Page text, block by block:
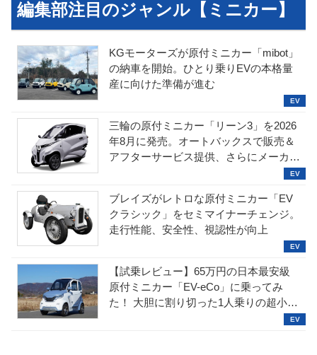
編集部注目のジャンル【ミニカー】
KGモーターズが原付ミニカー「mibot」
の納車を開始。ひとり乗りEVの本格量
産に向けた準備が進む
三輪の原付ミニカー「リーン3」を2026
年8月に発売。オートバックスで販売＆
アフターサービス提供、さらにメーカー
ブレイズがレトロな原付ミニカー「EV
クラシック」をセミマイナーチェンジ。
走行性能、安全性、視認性が向上
【試乗レビュー】65万円の日本最安級
原付ミニカー「EV-eCo」に乗ってみ
た！ 大胆に割り切った1人乗りの超小型